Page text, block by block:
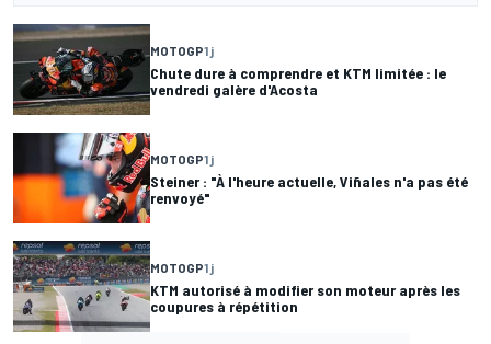
MOTOGP1 j
Chute dure à comprendre et KTM limitée : le
vendredi galère d'Acosta
MOTOGP1 j
Steiner : "À l'heure actuelle, Viñales n'a pas été
renvoyé"
MOTOGP1 j
KTM autorisé à modifier son moteur après les
coupures à répétition